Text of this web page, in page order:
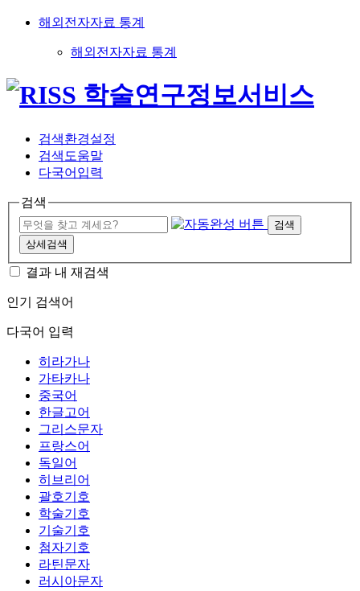
해외전자자료 통계
해외전자자료 통계
검색환경설정
검색도움말
다국어입력
검색
검색
상세검색
결과 내 재검색
인기 검색어
다국어 입력
히라가나
가타카나
중국어
한글고어
그리스문자
프랑스어
독일어
히브리어
괄호기호
학술기호
기술기호
첨자기호
라틴문자
러시아문자